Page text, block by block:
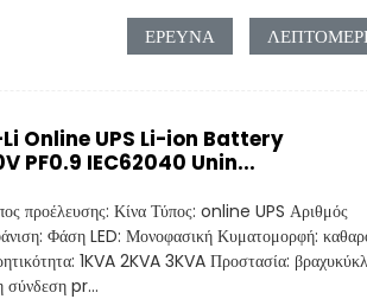
ΕΡΕΥΝΑ
Online UPS Li-ion Battery
PF0.9 IEC62040 Unin...
προέλευσης: Κίνα Τύπος: online UPS Αριθμός
Φάση LED: Μονοφασική Κυματομορφή:
1KVA 2KVA 3KVA Προστασία:
σύνδεση pr...